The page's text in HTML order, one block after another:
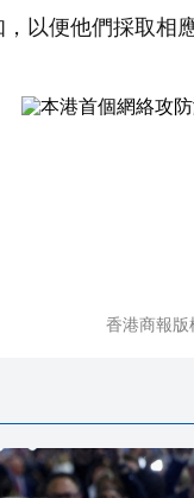
以便他們採取相
香港商報版